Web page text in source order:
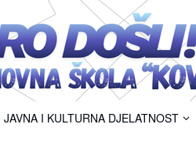
JAVNA I KULTURNA DJELATNOST